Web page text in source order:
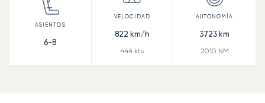
6-8
822 km/h
444 kts
3723 km
2010 NM